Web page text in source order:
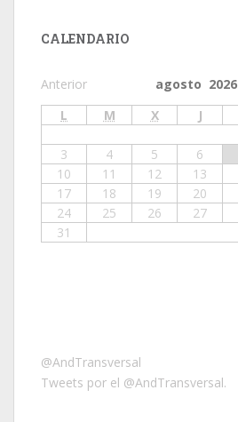
CALENDARIO
Anterior
agosto 2026
L
M X J
3
4 5 6
10
11 12 13
17
18 19 20
24
25 26 27
31
@AndTransversal
Tweets por el @AndTransversal.